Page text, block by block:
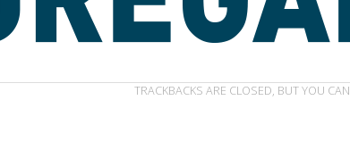
TRACKBACKS ARE CLOSED, BUT YOU CAN